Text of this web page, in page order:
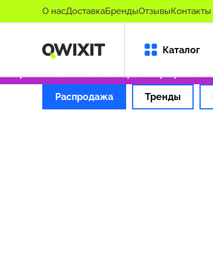
О насДоставкаБрендыОтзывыКонтакты
Каталог
оригинальные товары Оформляем
Распродажа Тренды